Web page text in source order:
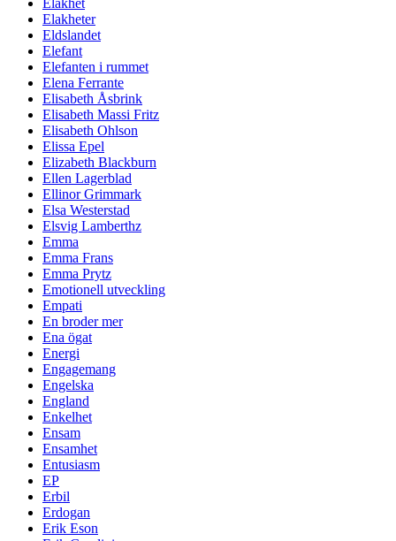
Elakheter
Eldslandet
Elefant
Elefanten i rummet
Elena Ferrante
Elisabeth Åsbrink
Elisabeth Massi Fritz
Elisabeth Ohlson
Elissa Epel
Elizabeth Blackburn
Ellen Lagerblad
Ellinor Grimmark
Elsa Westerstad
Elsvig Lamberthz
Emma
Emma Frans
Emma Prytz
Emotionell utveckling
Empati
En broder mer
Ena ögat
Energi
Engagemang
Engelska
England
Enkelhet
Ensam
Ensamhet
Entusiasm
EP
Erbil
Erdogan
Erik Eson